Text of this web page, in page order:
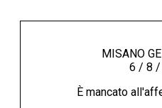
MISANO
6 / 8 /
È mancato